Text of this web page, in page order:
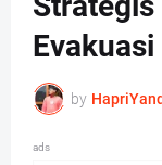
by
ads